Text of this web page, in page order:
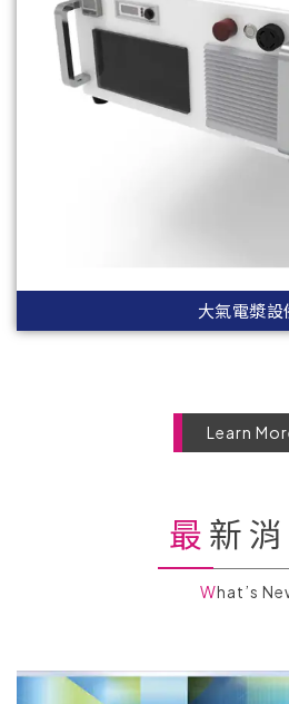
大氣電漿設
Learn
最新
What’s